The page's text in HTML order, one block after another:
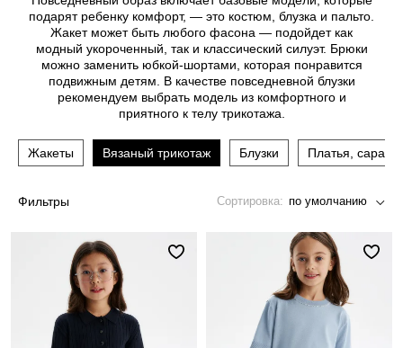
Джинсы
Юбки
Футболки, топы, лонгсливы
Спортивные костюмы
Спортивная одежда
Аксессуары
Флис, термобелье
Готовые решения для школы
Варежки, перчатки
Другое
Джинсы
Футболки, лонгсливы
Спортивные костюмы
Спортивная одежда
Флис, термобелье
Аксессуары
Готовые решения для школы
Последний размер
Другое
подарят ребенку комфорт, — это костюм, блузка и пальто.
Жакет может быть любого фасона — подойдет как
модный укороченный, так и классический силуэт. Брюки
можно заменить юбкой-шортами, которая понравится
подвижным детям. В качестве повседневной блузки
рекомендуем выбрать модель из комфортного и
приятного к телу трикотажа.
Жакеты Вязаный трикотаж Блузки Платья,
Фильтры Сортировка: по умолчанию